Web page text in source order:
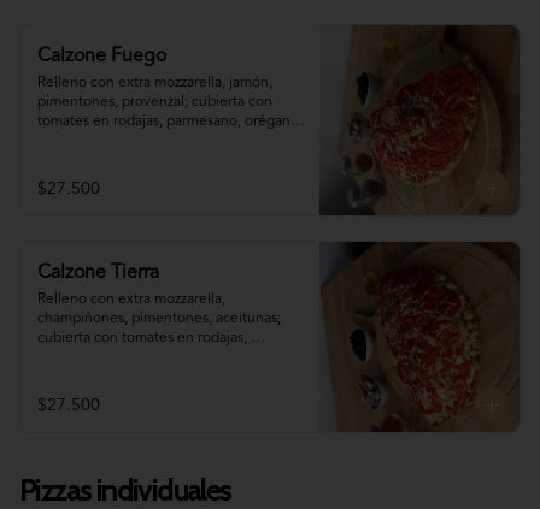
Calzone Fuego
Relleno con extra mozzarella, jamón,
pimentones, provenzal; cubierta con
tomates en rodajas, parmesano, orégano
minutos de antelación)
$27.500
Calzone Tierra
Relleno con extra mozzarella,
champiñones, pimentones, aceitunas;
cubierta con tomates en rodajas,
programados con (al menos) 60 minutos
de antelación)
$27.500
Pizzas individuales